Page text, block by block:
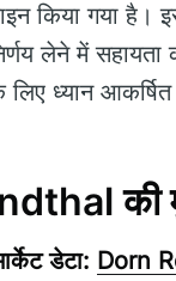
किया गया है।
लेने में सहायता
ध्यान
की
डेटा: Dorn